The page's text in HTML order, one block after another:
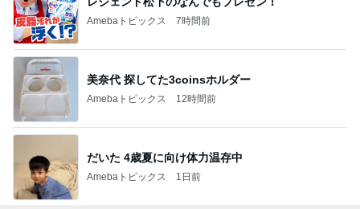
Amebaトピックス 7時間前
美奈代 探してた3coinsホルダー
Amebaトピックス 12時間前
だいた 4歳夏に向け体力温存中
Amebaトピックス 1日前